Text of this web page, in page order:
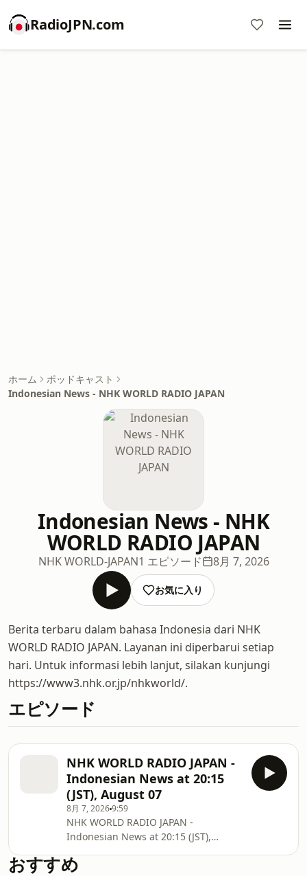
RadioJPN.com
ホーム
ポッドキャスト
Indonesian News - NHK WORLD RADIO JAPAN
Indonesian News - NHK
WORLD RADIO JAPAN
NHK WORLD-JAPAN1 エピソード 8月 7, 2026
お気に入り
Berita terbaru dalam bahasa Indonesia dari NHK
WORLD RADIO JAPAN. Layanan ini diperbarui setiap
hari. Untuk informasi lebih lanjut, silakan kunjungi
https://www3.nhk.or.jp/nhkworld/.
エピソード
NHK WORLD RADIO JAPAN -
Indonesian News at 20:15
(JST), August 07
8月 7, 20269:59
NHK WORLD RADIO JAPAN -
Indonesian News at 20:15 (JST),
おすすめ